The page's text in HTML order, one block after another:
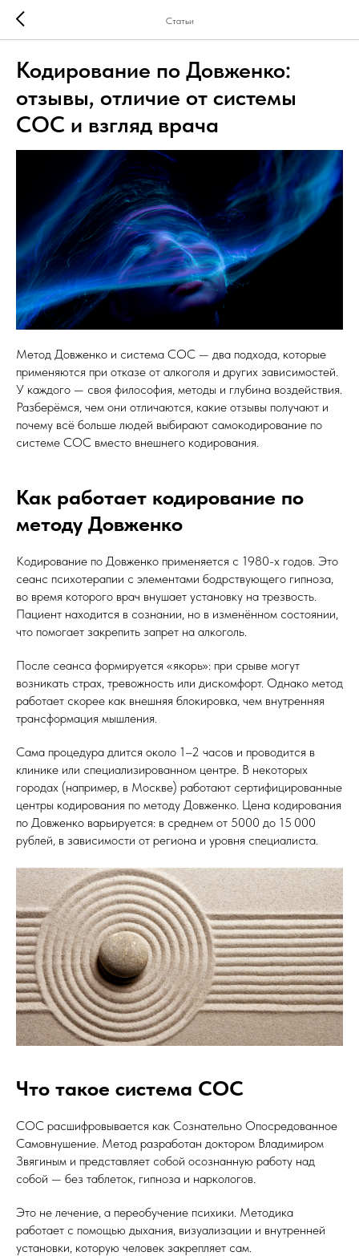
Статьи
Кодирование по Довженко:
отзывы, отличие от системы
СОС и взгляд врача
Метод Довженко и система СОС — два подхода, которые
применяются при отказе от алкоголя и других зависимостей.
У каждого — своя философия, методы и глубина воздействия.
Разберёмся, чем они отличаются, какие отзывы получают и
почему всё больше людей выбирают самокодирование по
системе СОС вместо внешнего кодирования.
Как работает кодирование по
методу Довженко
Кодирование по Довженко применяется с 1980-х годов. Это
сеанс психотерапии с элементами бодрствующего гипноза,
во время которого врач внушает установку на трезвость.
Пациент находится в сознании, но в изменённом состоянии,
что помогает закрепить запрет на алкоголь.
После сеанса формируется «якорь»: при срыве могут
возникать страх, тревожность или дискомфорт. Однако метод
работает скорее как внешняя блокировка, чем внутренняя
трансформация мышления.
Сама процедура длится около 1–2 часов и проводится в
клинике или специализированном центре. В некоторых
городах (например, в Москве) работают сертифицированные
центры кодирования по методу Довженко. Цена кодирования
по Довженко варьируется: в среднем от 5000 до 15 000
рублей, в зависимости от региона и уровня специалиста.
Что такое система СОС
СОС расшифровывается как Сознательно Опосредованное
Самовнушение. Метод разработан доктором Владимиром
Звягиным и представляет собой осознанную работу над
собой — без таблеток, гипноза и наркологов.
Это не лечение, а переобучение психики. Методика
работает с помощью дыхания, визуализации и внутренней
установки, которую человек закрепляет сам.